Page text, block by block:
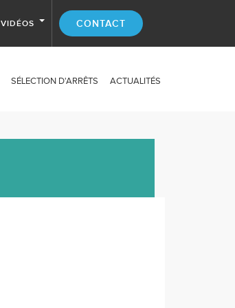
VIDÉOS CONTACT
SÉLECTION D'ARRÊTS ACTUALITÉS